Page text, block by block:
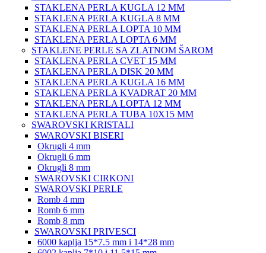
STAKLENA PERLA KUGLA 12 MM
STAKLENA PERLA KUGLA 8 MM
STAKLENA PERLA LOPTA 10 MM
STAKLENA PERLA LOPTA 6 MM
STAKLENE PERLE SA ZLATNOM ŠAROM
STAKLENA PERLA CVET 15 MM
STAKLENA PERLA DISK 20 MM
STAKLENA PERLA KUGLA 16 MM
STAKLENA PERLA KVADRAT 20 MM
STAKLENA PERLA LOPTA 12 MM
STAKLENA PERLA TUBA 10X15 MM
SWAROVSKI KRISTALI
SWAROVSKI BISERI
Okrugli 4 mm
Okrugli 6 mm
Okrugli 8 mm
SWAROVSKI CIRKONI
SWAROVSKI PERLE
Romb 4 mm
Romb 6 mm
Romb 8 mm
SWAROVSKI PRIVESCI
6000 kaplja 15*7.5 mm i 14*28 mm